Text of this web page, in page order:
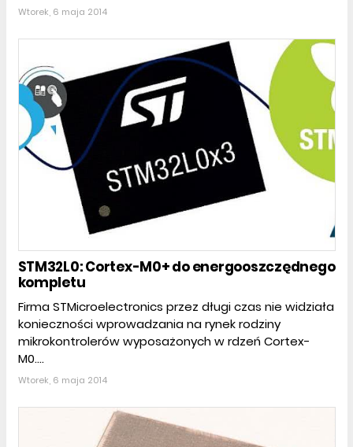
Wtorek, 6 maja 2014
STM32L0: Cortex-M0+ do energooszczędnego
kompletu
Firma STMicroelectronics przez długi czas nie widziała
konieczności wprowadzania na rynek rodziny
mikrokontrolerów wyposażonych w rdzeń Cortex-
M0....
Wtorek, 6 maja 2014